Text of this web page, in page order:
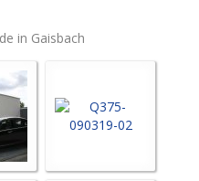
in Gaisbach